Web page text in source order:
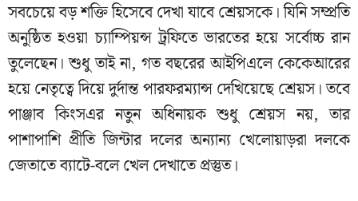
সবচেয়ে বড় শক্তি হিসেবে দেখা যাবে শ্রেয়সকে। যিনি সম্প্রতি
অনুষ্ঠিত হওয়া চ্যাম্পিয়ন্স ট্রফিতে ভারতের হয়ে সর্বোচ্চ রান
তুলেছেন। শুধু তাই না, গত বছরের আইপিএলে কেকেআরের
হয়ে নেতৃত্বে দিয়ে দুর্দান্ত পারফরম্যান্স দেখিয়েছে শ্রেয়স। তবে
পাঞ্জাব কিংসএর নতুন অধিনায়ক শুধু শ্রেয়স নয়, তার
পাশাপাশি প্রীতি জিন্টার দলের অন্যান্য খেলোয়াড়রা দলকে
জেতাতে ব্যাটে-বলে খেল দেখাতে প্রস্তুত।